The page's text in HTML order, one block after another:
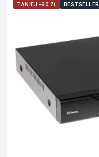
TANIEJ -60 ZŁ BESTSELLER